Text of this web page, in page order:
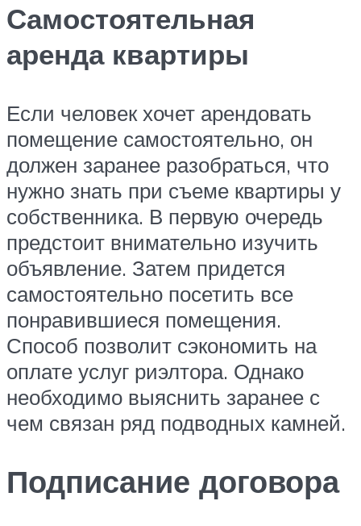
Самостоятельная
аренда квартиры
Если человек хочет арендовать
помещение самостоятельно, он
должен заранее разобраться, что
нужно знать при съеме квартиры у
собственника. В первую очередь
предстоит внимательно изучить
объявление. Затем придется
самостоятельно посетить все
понравившиеся помещения.
Способ позволит сэкономить на
оплате услуг риэлтора. Однако
необходимо выяснить заранее с
чем связан ряд подводных камней.
Подписание договора